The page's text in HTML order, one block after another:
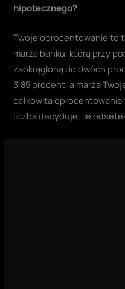
hipotecznego?
Twoje oprocentowanie to
marża banku, którą przy
zaokrągloną do dwóch
3,85 procent, a marża
całkowita
liczba decyduje, ile